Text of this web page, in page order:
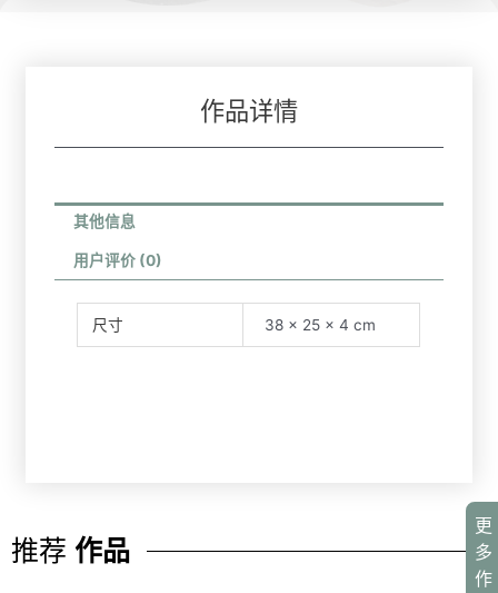
更
多
作
作品详情
其他信息
用户评价 (0)
尺寸 38 × 25 × 4 cm
推荐 作品